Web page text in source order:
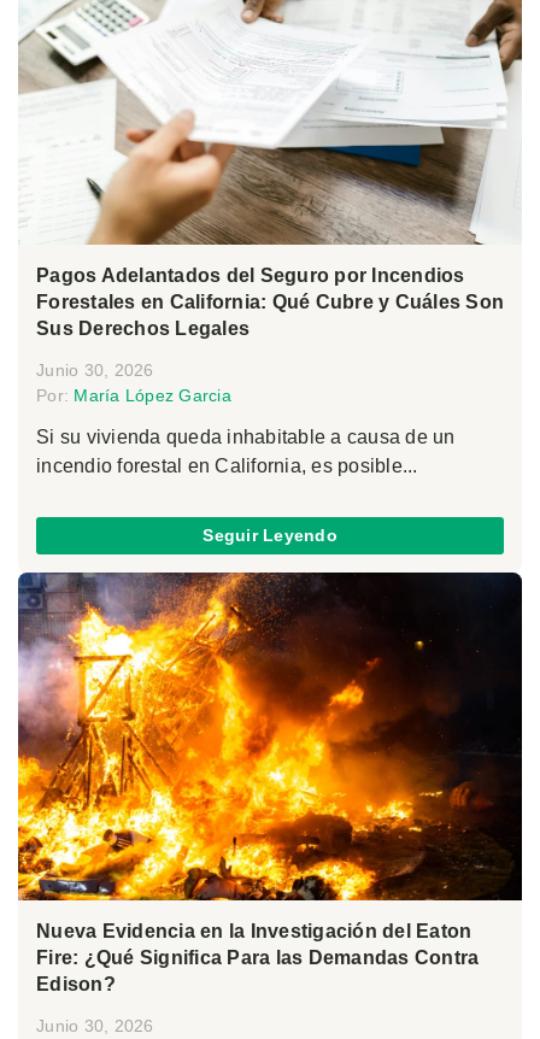
Pagos Adelantados del Seguro por Incendios
Forestales en California: Qué Cubre y Cuáles Son
Sus Derechos Legales
Junio 30, 2026
Por: María López Garcia
Si su vivienda queda inhabitable a causa de un
incendio forestal en California, es posible...
Seguir Leyendo
Nueva Evidencia en la Investigación del Eaton
Fire: ¿Qué Significa Para las Demandas Contra
Edison?
Junio 30, 2026